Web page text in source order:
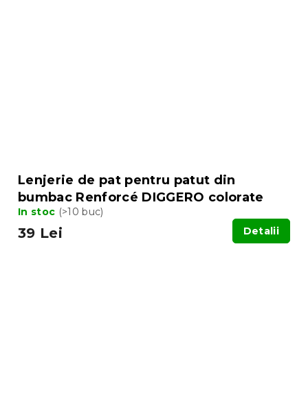
Lenjerie de pat pentru patut din
bumbac Renforcé DIGGERO colorate
In stoc (>10 buc)
39 Lei Detalii